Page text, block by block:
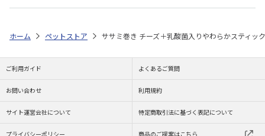
ホーム ペットストア ササミ巻き チーズ＋乳酸菌入りやわらかスティッ
ご利用ガイド よくあるご質問
お問い合わせ 利用規約
サイト運営会社について 特定商取引法に基づく表記について
プライバシーポリシー 商品のご提案はこちら